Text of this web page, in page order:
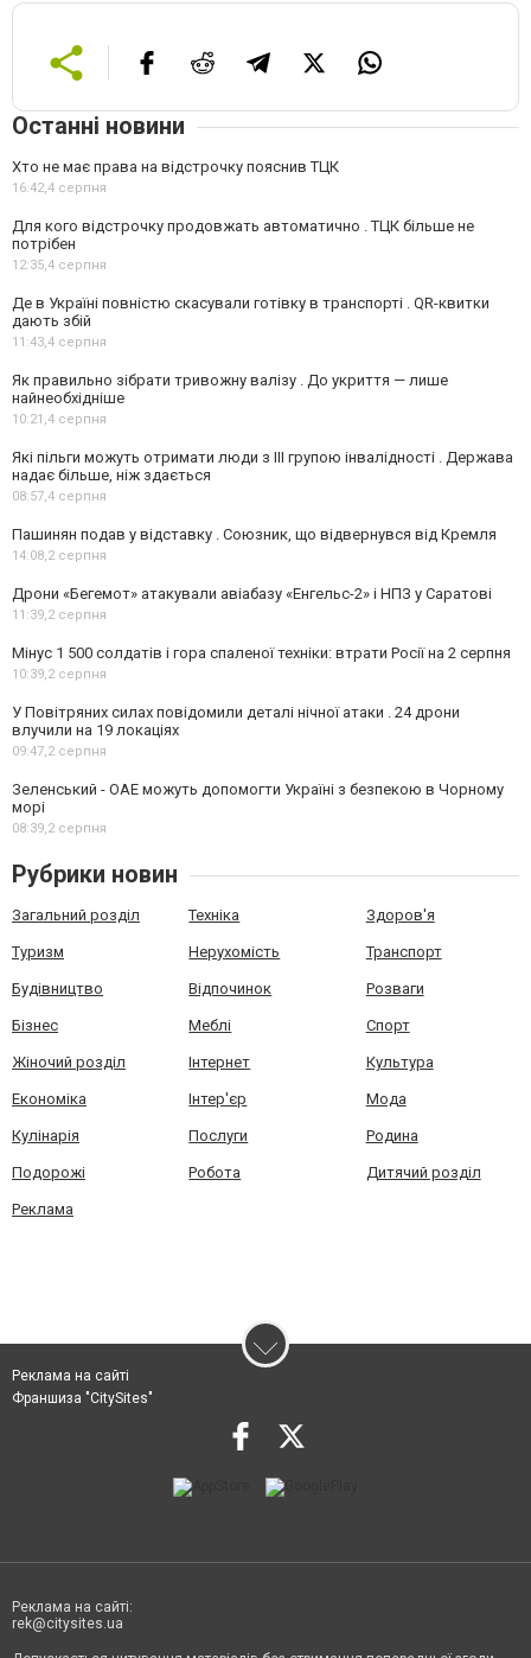
Останні новини
Хто не має права на відстрочку пояснив ТЦК
16:42,4 серпня
Для кого відстрочку продовжать автоматично . ТЦК більше не
потрібен
12:35,4 серпня
Де в Україні повністю скасували готівку в транспорті . QR-квитки
дають збій
11:43,4 серпня
Як правильно зібрати тривожну валізу . До укриття — лише
найнеобхідніше
10:21,4 серпня
Які пільги можуть отримати люди з III групою інвалідності . Держава
надає більше, ніж здається
08:57,4 серпня
Пашинян подав у відставку . Союзник, що відвернувся від Кремля
14:08,2 серпня
Дрони «Бегемот» атакували авіабазу «Енгельс-2» і НПЗ у Саратові
11:39,2 серпня
Мінус 1 500 солдатів і гора спаленої техніки: втрати Росії на 2 серпня
10:39,2 серпня
У Повітряних силах повідомили деталі нічної атаки . 24 дрони
влучили на 19 локаціях
09:47,2 серпня
Зеленський - ОАЕ можуть допомогти Україні з безпекою в Чорному
морі
08:39,2 серпня
Рубрики новин
Загальний розділ Техніка Здоров'я
Туризм Нерухомість Транспорт
Будівництво Відпочинок Розваги
Бізнес Меблі Спорт
Жіночий розділ Інтернет Культура
Економіка Інтер'єр Мода
Кулінарія Послуги Родина
Подорожі Робота Дитячий розділ
Реклама
Реклама на сайті
Франшиза "CitySites"
Реклама на сайті:
rek@citysites.ua